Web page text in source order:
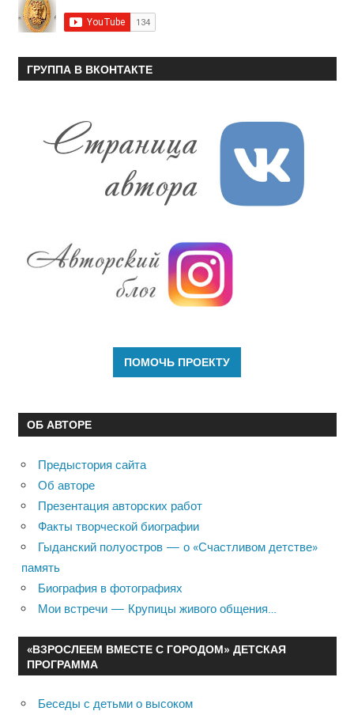
ГРУППА В ВКОНТАКТЕ
ОБ АВТОРЕ
Предыстория сайта
Об авторе
Презентация авторских работ
Факты творческой биографии
Гыданский полуостров — о «Счастливом детстве»
память
Биография в фотографиях
Мои встречи — Крупицы живого общения…
«ВЗРОСЛЕЕМ ВМЕСТЕ С ГОРОДОМ» ДЕТСКАЯ
ПРОГРАММА
Беседы с детьми о высоком